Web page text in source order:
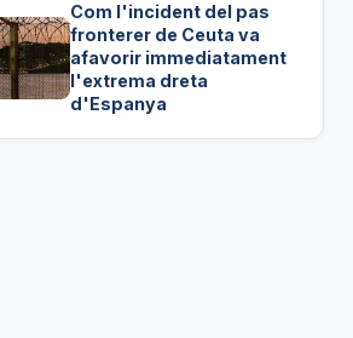
Com l'incident del pas
fronterer de Ceuta va
afavorir immediatament
l'extrema dreta
d'Espanya